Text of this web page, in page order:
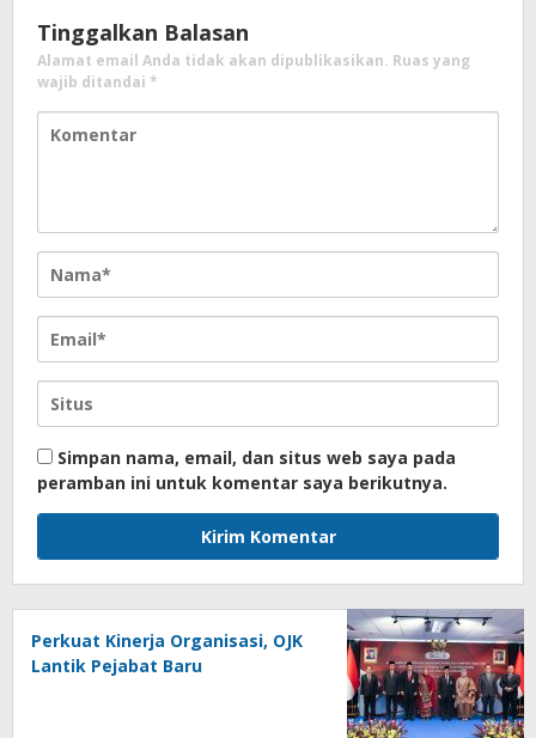
Tinggalkan Balasan
Alamat email Anda tidak akan dipublikasikan. Ruas yang
wajib ditandai *
Simpan nama, email, dan situs web saya pada
peramban ini untuk komentar saya berikutnya.
Perkuat Kinerja Organisasi, OJK
Lantik Pejabat Baru